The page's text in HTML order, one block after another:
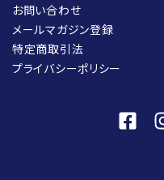
お問い合わせ
メールマガジン登録
特定商取引法
プライバシーポリシー